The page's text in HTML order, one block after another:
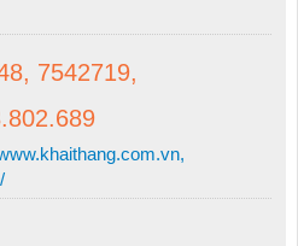
7542719,